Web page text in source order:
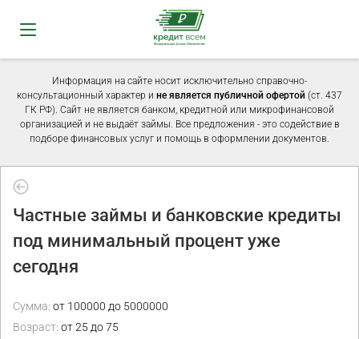
Информация на сайте носит исключительно справочно-
консультационный характер и не является публичной офертой (ст. 437
ГК РФ). Сайт не является банком, кредитной или микрофинансовой
организацией и не выдаёт займы. Все предложения - это содействие в
подборе финансовых услуг и помощь в оформлении документов.
Частные займы и банковские кредиты
под минимальный процент уже
сегодня
Сумма: от 100000 до 5000000
Возраст: от 25 до 75